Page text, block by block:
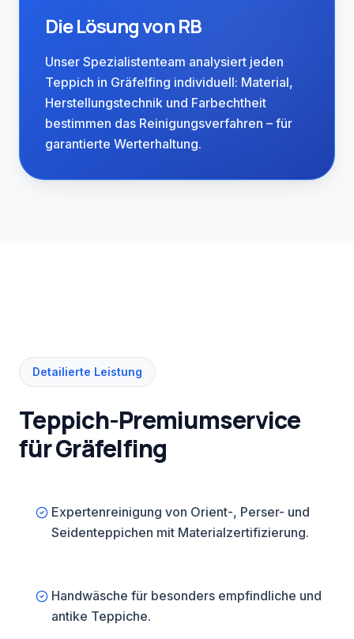
Die Lösung von RB
Unser Spezialistenteam analysiert jeden
Teppich in Gräfelfing individuell: Material,
Herstellungstechnik und Farbechtheit
bestimmen das Reinigungsverfahren – für
garantierte Werterhaltung.
Regional verwurzelt.
Gräfelfing westlich von München ist
eine der gehobensten Wohngemeinden
auf qualitativ hochwertige
Detailierte Leistung
Teppich-Premiumservice
für Gräfelfing
Expertenreinigung von Orient-, Perser- und
Seidenteppichen mit Materialzertifizierung.
Handwäsche für besonders empfindliche und
antike Teppiche.